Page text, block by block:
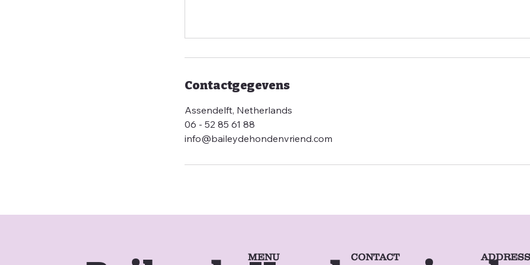
Contactgegevens
Assendelft, Netherlands
06 - 52 85 61 88
info@baileydehondenvriend.com
MENU CONTACT ADDRESS